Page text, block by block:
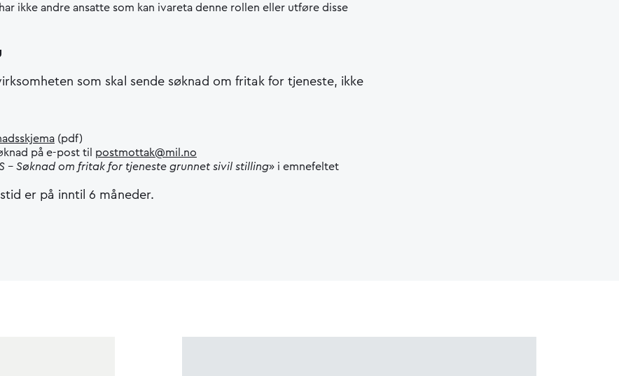
ikke andre ansatte som kan ivareta denne rollen eller utføre disse
som skal sende søknad om fritak for tjeneste, ikke
(pdf)
på e-post til postmottak@mil.no
- Søknad om fritak for tjeneste grunnet sivil stilling» i emnefeltet
er på inntil 6 måneder.